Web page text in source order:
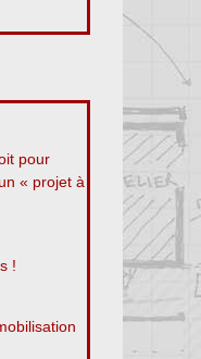
pour
« projet à
!